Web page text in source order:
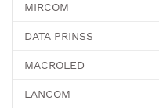
MIRCOM
DATA PRINSS
MACROLED
LANCOM